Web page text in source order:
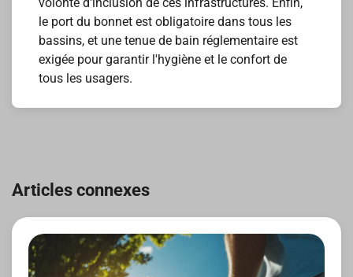
le port du bonnet est obligatoire dans tous les
bassins, et une tenue de bain réglementaire est
exigée pour garantir l'hygiène et le confort de
tous les usagers.
de
Articles connexes